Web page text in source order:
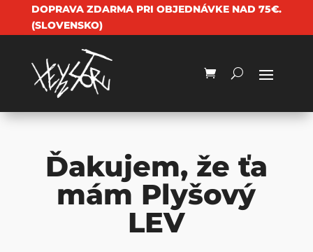
DOPRAVA ZDARMA PRI OBJEDNÁVKE NAD 75€.
(SLOVENSKO)
Ďakujem, že ťa
mám Plyšový
LEV